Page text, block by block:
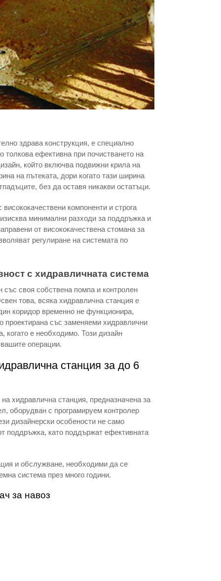
здрава конструкция, е специално
ефективна при почистването на
който включва подвижни крила на
на пътеката, дори когато тази ширина
без да оставя никакви остатъци.
компоненти и строга
минимални разходи за поддръжка и
от висококачествена стомана за
регулиране на системата по
с хидравличната система
своя собствена помпа и контролен
това, всяка хидравлична станция е
коридор временно не функционира,
проектирана със заменяеми хидравлични
когато е необходимо. Този дизайн
операции.
станция за до 6
хидравлична станция, предназначена за
оборудван с програмируем контролер
дизайнерски особености не само
поддръжка, като поддържат ефективната
и обслужване, необходими да се
система през много години.
за навоз